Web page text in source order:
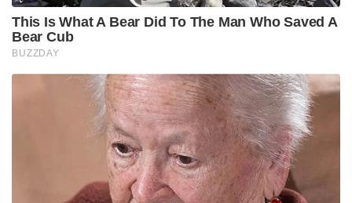
This Is What A Bear Did To The Man Who Saved A
Bear Cub
BUZZDAY